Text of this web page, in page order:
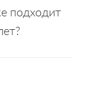
подходит